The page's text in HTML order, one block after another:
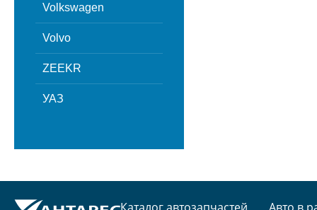
Volkswagen
Volvo
ZEEKR
УАЗ